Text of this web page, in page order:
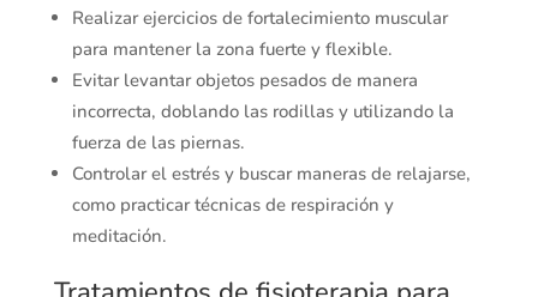
Realizar ejercicios de fortalecimiento muscular
para mantener la zona fuerte y flexible.
Evitar levantar objetos pesados de manera
incorrecta, doblando las rodillas y utilizando la
fuerza de las piernas.
Controlar el estrés y buscar maneras de relajarse,
como practicar técnicas de respiración y
meditación.